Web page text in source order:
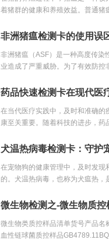
着猪群的健康和养殖效益。普通猪
下就是使用普通猪瘟检测卡的详细操作
非洲猪瘟检测卡的使用误
非洲猪瘟（ASF）是一种高度传染性
业造成了严重威胁。为了有效防控非
中，一些常见的使用误区可能会影
在当代医疗实践中，及时和准确
康至关重要。随着科技的进步
为可能。这种检测卡通常利用免疫
在宠物狗的健康管理中，及时发
的。犬温热病毒，也称为犬瘟热
制这一疾病，犬温热病毒检测卡应
微生物检测之-微生物质控
微生物类质控样品清单货号产品
血性链球菌质控样品